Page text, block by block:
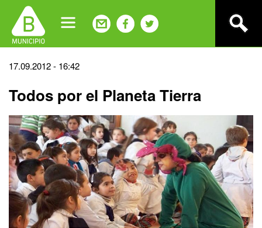
navigation
Back
top
17.09.2012 - 16:42
Todos por el Planeta Tierra